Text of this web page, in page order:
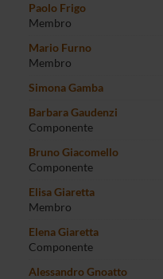
Paolo Frigo
Membro
Mario Furno
Membro
Simona Gamba
Barbara Gaudenzi
Componente
Bruno Giacomello
Componente
Elisa Giaretta
Membro
Elena Giaretta
Componente
Alessandro Gnoatto